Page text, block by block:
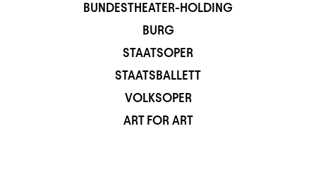
BUNDESTHEATER-HOLDING
BURG
STAATSOPER
STAATSBALLETT
VOLKSOPER
ART FOR ART